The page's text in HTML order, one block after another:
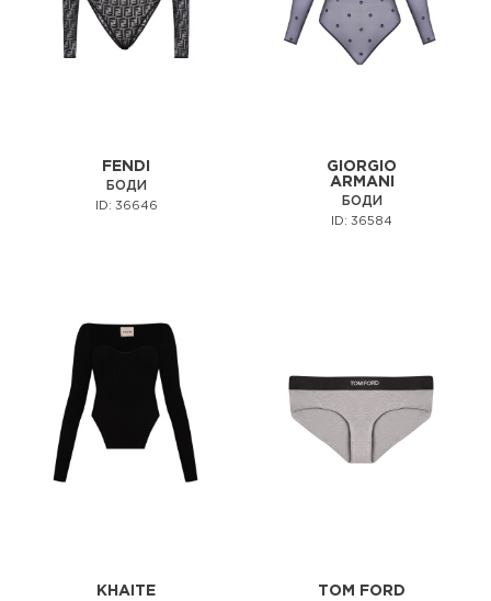
FENDI
БОДИ
ID: 36646
GIORGIO
ARMANI
БОДИ
ID: 36584
KHAITE TOM FORD